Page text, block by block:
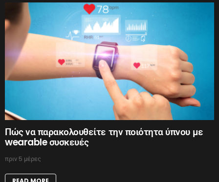
Πώς να παρακολουθείτε την ποιότητα ύπνου με
wearable συσκευές
πριν 5 μέρες